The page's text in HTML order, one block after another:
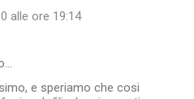
alle ore 19:14
e speriamo che cosi